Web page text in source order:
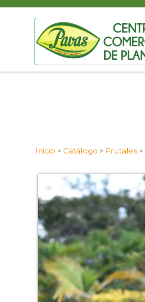
Inicio > Catálogo > Frutales >